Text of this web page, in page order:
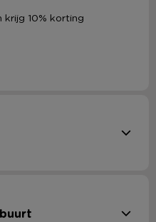
krijg 10% korting